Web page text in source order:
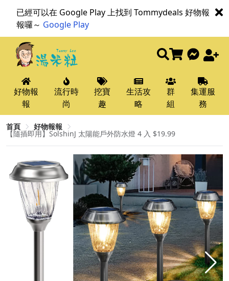
已經可以在 Google Play 上找到 Tommydeals 好物報
報囉～ Google Play
好物報
報
流行時
尚
挖寶
趣
生活攻
略
群
組
集運服
務
首頁 好物報報
【隨插即用】SolshinJ 太陽能戶外防水燈 4 入 $19.99